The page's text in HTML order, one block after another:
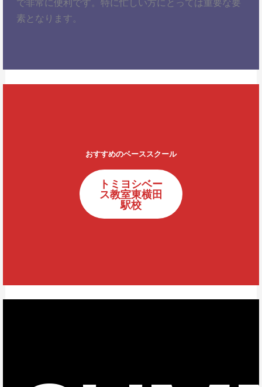
素となります。
おすすめのベーススクール
トミヨシベー
ス教室東横田
駅校